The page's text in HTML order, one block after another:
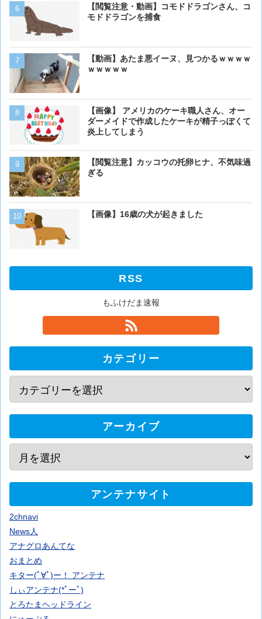
【閲覧注意・動画】コモドドラゴンさん、コ
モドドラゴンを捕食
【動画】あたま悪イーヌ、見つかるｗｗｗｗ
ｗｗｗｗｗ
【画像】 アメリカのケーキ職人さん、オー
ダーメイドで作成したケーキが精子っぽくて
炎上してしまう
【閲覧注意】カッコウの托卵ヒナ、不気味過
ぎる
【画像】16歳の犬が起きました
【動画】虎さん、飼い慣
を失う
【画像】イッヌさん、アホ
犬って普段何考えてるの？
ベーリング海のカニ漁「月
猫「おい人間。おれを飼え
RSS
もふけだま速報
カテゴリー
アーカイブ
アンテナサイト
2chnavi
News人
アナグロあんてな
おまとめ
キター(ﾟ∀ﾟ)ー！ アンテナ
しぃアンテナ(*ﾟーﾟ)
とろたまヘッドライン